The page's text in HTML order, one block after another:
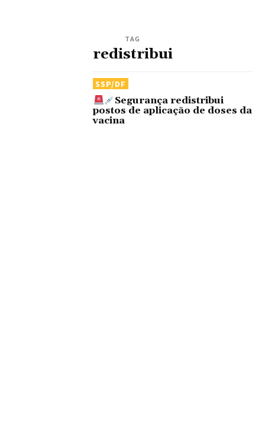
TAG
redistribui
SSP/DF
Segurança redistribui
postos de aplicação de doses da
vacina